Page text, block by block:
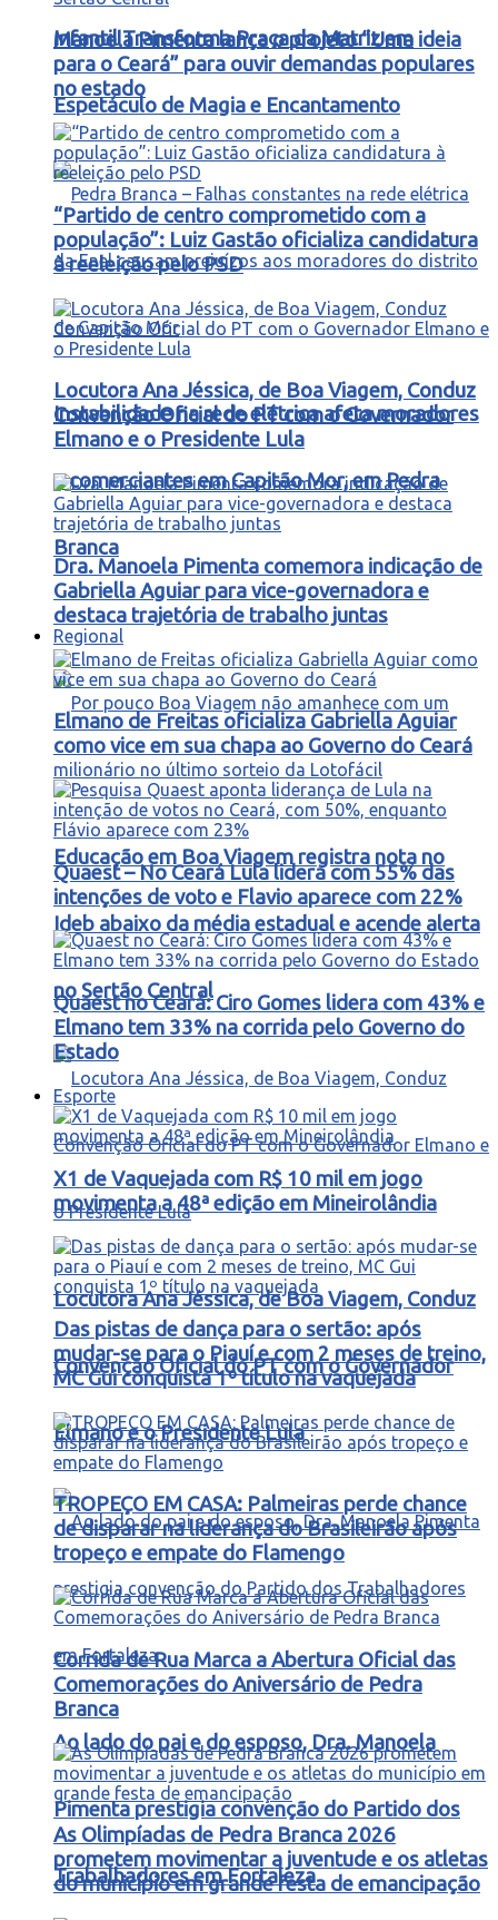
Infantil Transforma Praça da Matriz em
Espetáculo de Magia e Encantamento
Instabilidade na rede elétrica afeta moradores
e comerciantes em Capitão Mor, em Pedra
Branca
Regional
Educação em Boa Viagem registra nota no
Ideb abaixo da média estadual e acende alerta
no Sertão Central
Locutora Ana Jéssica, de Boa Viagem, Conduz
Convenção Oficial do PT com o Governador
Elmano e o Presidente Lula
Ao lado do pai e do esposo, Dra. Manoela
Pimenta prestigia convenção do Partido dos
Trabalhadores em Fortaleza
Manoela Pimenta lança o projeto “Uma ideia
para o Ceará” para ouvir demandas populares
no estado
“Partido de centro comprometido com a
população”: Luiz Gastão oficializa candidatura
à reeleição pelo PSD
Locutora Ana Jéssica, de Boa Viagem, Conduz
Convenção Oficial do PT com o Governador
Elmano e o Presidente Lula
Dra. Manoela Pimenta comemora indicação de
Gabriella Aguiar para vice-governadora e
destaca trajetória de trabalho juntas
Elmano de Freitas oficializa Gabriella Aguiar
como vice em sua chapa ao Governo do Ceará
Quaest – No Ceará Lula lidera com 55% das
intenções de voto e Flavio aparece com 22%
Quaest no Ceará: Ciro Gomes lidera com 43% e
Elmano tem 33% na corrida pelo Governo do
Estado
Esporte
X1 de Vaquejada com R$ 10 mil em jogo
movimenta a 48ª edição em Mineirolândia
Das pistas de dança para o sertão: após
mudar-se para o Piauí e com 2 meses de treino,
MC Gui conquista 1º título na vaquejada
TROPEÇO EM CASA: Palmeiras perde chance
de disparar na liderança do Brasileirão após
tropeço e empate do Flamengo
Corrida de Rua Marca a Abertura Oficial das
Comemorações do Aniversário de Pedra
Branca
As Olimpíadas de Pedra Branca 2026
prometem movimentar a juventude e os atletas
do município em grande festa de emancipação